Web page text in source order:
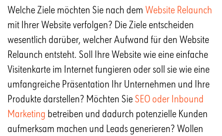
Welche Ziele möchten Sie nach dem Website Relaunch
mit Ihrer Website verfolgen? Die Ziele entscheiden
wesentlich darüber, welcher Aufwand für den Website
Relaunch entsteht. Soll Ihre Website wie eine einfache
Visitenkarte im Internet fungieren oder soll sie wie eine
umfangreiche Präsentation Ihr Unternehmen und Ihre
Produkte darstellen? Möchten Sie SEO oder Inbound
Marketing betreiben und dadurch potenzielle Kunden
aufmerksam machen und Leads generieren? Wollen